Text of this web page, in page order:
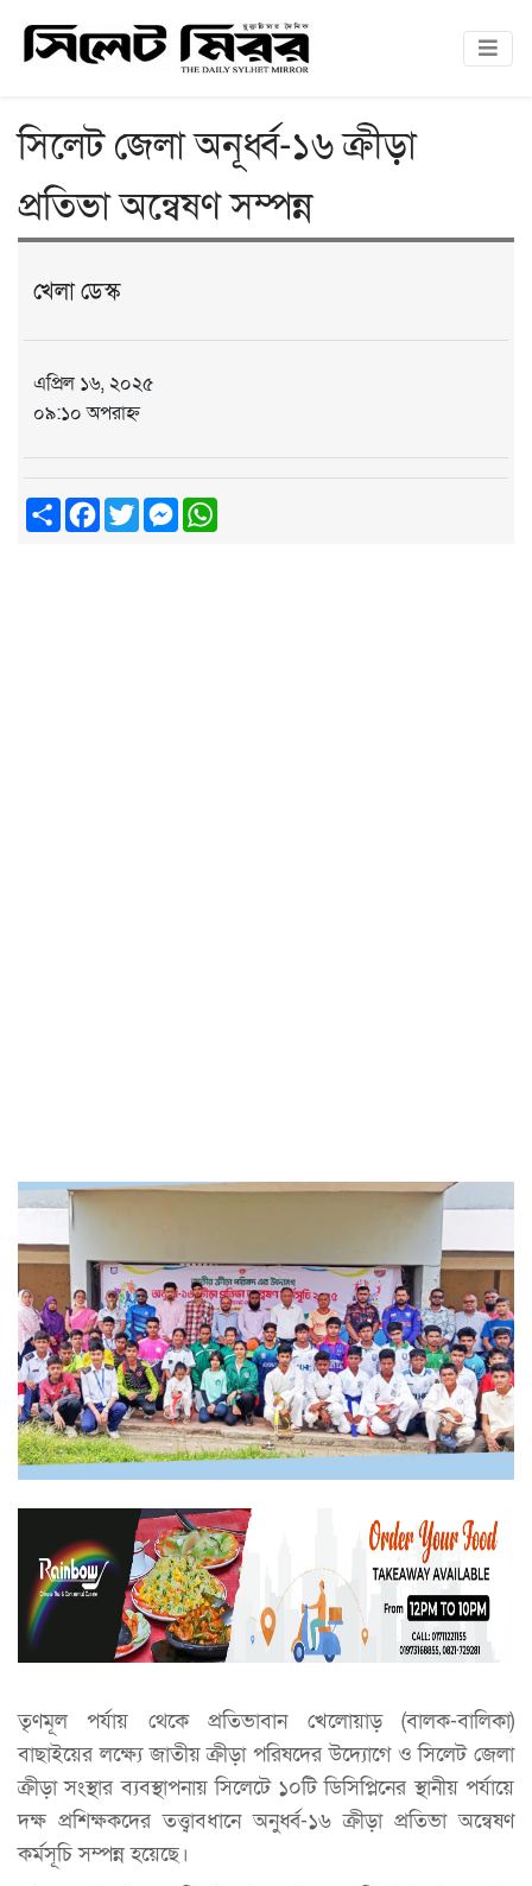
সিলেট জেলা অনূর্ধ্ব-১৬ ক্রীড়া
প্রতিভা অন্বেষণ সম্পন্ন
খেলা ডেস্ক
এপ্রিল ১৬, ২০২৫
০৯:১০ অপরাহ্ন
ShareFacebook
TwitterMessenger
তৃণমূল পর্যায় থেকে প্রতিভাবান খেলোয়াড় (বালক-বালিকা)
বাছাইয়ের লক্ষ্যে জাতীয় ক্রীড়া পরিষদের উদ্যোগে ও সিলেট জেলা
ক্রীড়া সংস্থার ব্যবস্থাপনায় সিলেটে ১০টি ডিসিপ্লিনের স্থানীয় পর্যায়ে
দক্ষ প্রশিক্ষকদের তত্ত্বাবধানে অনুর্ধ্ব-১৬ ক্রীড়া প্রতিভা অন্বেষণ
কর্মসূচি সম্পন্ন হয়েছে।